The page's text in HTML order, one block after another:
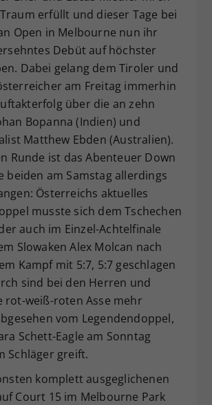
erfüllt und dieser Tage bei
Open in Melbourne nun ihr
Debüt auf höchster
Dabei gelang dem Tiroler und
am Freitag immerhin
über die an zehn
Bopanna (Indien) und
Matthew Ebden (Australien).
Runde ist das Abenteuer Down
beiden am Samstag allerdings
Österreichs aktuelles
musste sich dem Tschechen
auch im Einzel-Achtelfinale
Slowaken Alex Molcan nach
Kampf mit 5:7, 5:7 geschlagen
sind bei den Herren und
rot-weiß-roten Asse mehr
vom Legendendoppel,
Schett-Eagle am Sonntag
Schläger greift.
komplett ausgeglichenen
Court 15 im Melbourne Park
Dieser Wert speichert Ihre Consent-
Einstellungen. Unter anderem eine
zufällig generierte ID, für die
historische Speicherung Ihrer
vorgenommen Einstellungen, falls der
Webseiten-Betreiber dies eingestellt
hat.